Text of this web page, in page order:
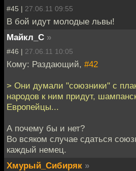
#45 | 27.06.11 09:55
В бой идут молодые львы!
Майкл_С »
#46 | 27.06.11 10:05
Кому: Раздающий, #42
> Они думали "союзники" с
народов к ним придут,
Европейцы...
А почему бы и нет?
Во всяком случае сдаться
каждый немец.
Хмурый_Сибиряк »